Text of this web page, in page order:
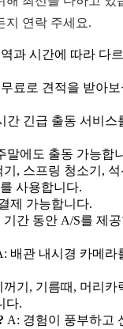
지 연락 주세요.
과 시간에 따라 다
료로 견적을 받아보
간 긴급 출동 서비스
말에도 출동 가능합
, 스프링 청소기, 석
사용합니다.
제 가능합니다.
간 동안 A/S를 제
배관 내시경 카메라
기, 기름때, 머리카
다.
A: 경험이 풍부하고